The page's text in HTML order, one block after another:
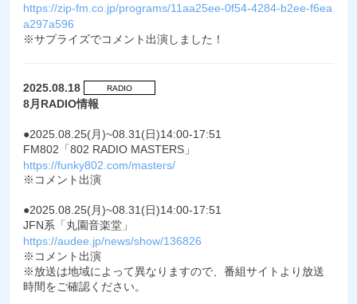
https://zip-fm.co.jp/programs/11aa25ee-0f54-4284-b2ee-f6ea
a297a596
※サプライズでコメント出演しました！
2025.08.18 RADIO
8月RADIO情報
●2025.08.25(月)~08.31(日)14:00-17:51
FM802「802 RADIO MASTERS」
https://funky802.com/masters/
※コメント出演
●2025.08.25(月)~08.31(日)14:00-17:51
JFN系「丸園音楽堂」
https://audee.jp/news/show/136826
※コメント出演
※放送は地域によって異なりますので、番組サイトより放送
時間をご確認ください。